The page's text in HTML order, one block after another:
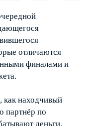
отличаются
финалами и
как находчивый
партнёр по
деньги,